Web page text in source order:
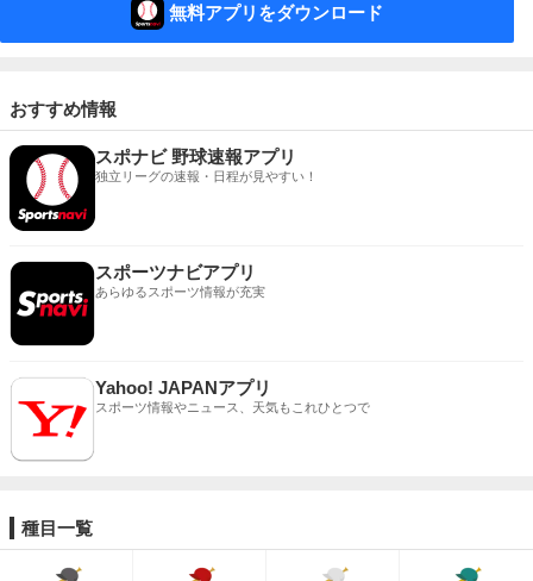
無料アプリをダウンロード
おすすめ情報
スポナビ 野球速報アプリ
独立リーグの速報・日程が見やすい！
スポーツナビアプリ
あらゆるスポーツ情報が充実
Yahoo! JAPANアプリ
スポーツ情報やニュース、天気もこれひとつで
種目一覧